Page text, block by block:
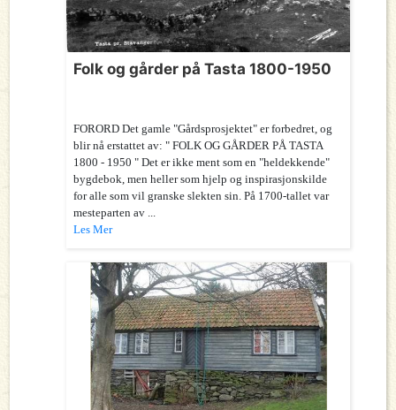
Folk og gårder på Tasta 1800-1950
FORORD Det gamle "Gårdsprosjektet" er forbedret, og
blir nå erstattet av: " FOLK OG GÅRDER PÅ TASTA
1800 - 1950 " Det er ikke ment som en "heldekkende"
bygdebok, men heller som hjelp og inspirasjonskilde
for alle som vil granske slekten sin. På 1700-tallet var
mesteparten av ...
Les Mer